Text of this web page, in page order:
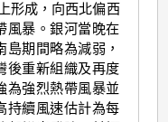
形成，向西北偏西
風暴。銀河當晚在
期間略為減弱，
後重新組織及再度
為強烈熱帶風暴並
持續風速估計為每